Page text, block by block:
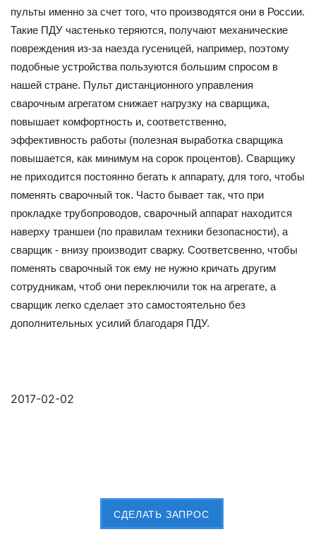
пульты именно за счет того, что производятся они в России.
Такие ПДУ частенько теряются, получают механические
повреждения из-за наезда гусеницей, например, поэтому
подобные устройства пользуются большим спросом в
нашей стране. Пульт дистанционного управления
сварочным агрегатом снижает нагрузку на сварщика,
повышает комфортность и, соответственно,
эффективность работы (полезная выработка сварщика
повышается, как минимум на сорок процентов). Сварщику
не приходится постоянно бегать к аппарату, для того, чтобы
поменять сварочный ток. Часто бывает так, что при
прокладке трубопроводов, сварочный аппарат находится
наверху траншеи (по правилам техники безопасности), а
сварщик - внизу производит сварку. Соответсвенно, чтобы
поменять сварочный ток ему не нужно кричать другим
сотрудникам, чтоб они переключили ток на агрегате, а
сварщик легко сделает это самостоятельно без
дополнительных усилий благодаря ПДУ.
2017-02-02
CДЕЛАТЬ ЗАПРОС